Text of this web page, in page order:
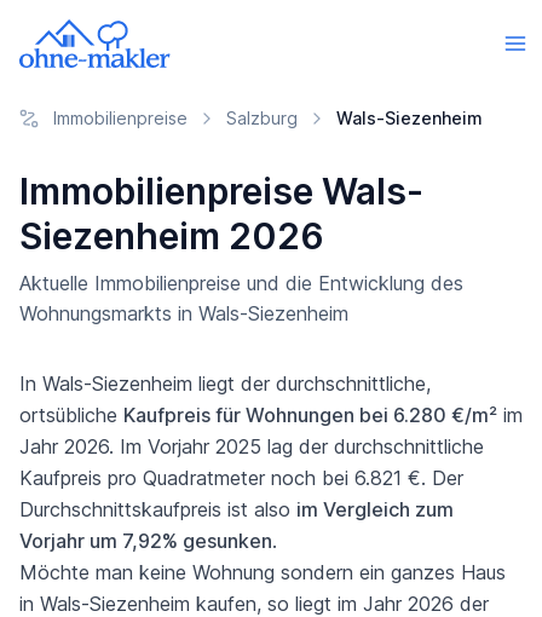
Immobilienpreise Salzburg Wals-Siezenheim
Immobilienpreise Wals-
Siezenheim 2026
Aktuelle Immobilienpreise und die Entwicklung des
Wohnungsmarkts in Wals-Siezenheim
In Wals-Siezenheim liegt der durchschnittliche,
ortsübliche Kaufpreis für Wohnungen bei 6.280 €/m² im
Jahr 2026. Im Vorjahr 2025 lag der durchschnittliche
Kaufpreis pro Quadratmeter noch bei 6.821 €. Der
Durchschnittskaufpreis ist also im Vergleich zum
Vorjahr um 7,92% gesunken.
Möchte man keine Wohnung sondern ein ganzes Haus
in Wals-Siezenheim kaufen, so liegt im Jahr 2026 der